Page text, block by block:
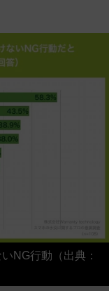
NG行動（出典：